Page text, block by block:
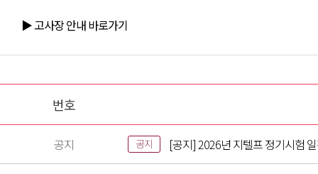
▶ 고사장 안내 바로가기
번호
공지 공지 [공지] 2026년 지텔프 정기시험